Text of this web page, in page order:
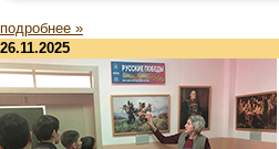
подробнее »
26.11.2025